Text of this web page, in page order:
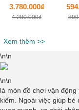
3.780.000₫
4.280.000₫
Xem thêm >>
\n\n
\n\n
là món đồ chơi vận
kiếm. Ngoài việc giúp